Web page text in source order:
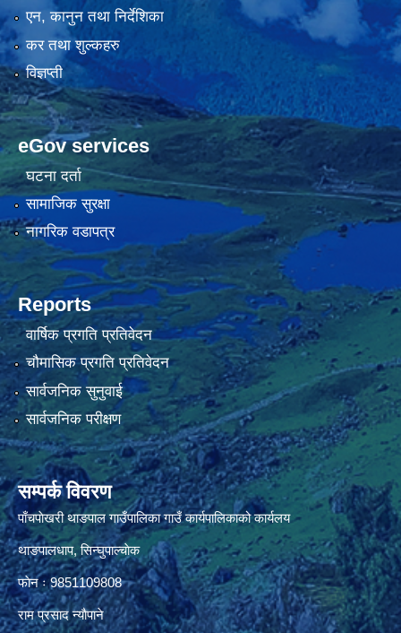
एन, कानुन तथा निर्देशिका
कर तथा शुल्कहरु
विज्ञप्ती
eGov services
घटना दर्ता
सामाजिक सुरक्षा
नागरिक वडापत्र
Reports
वार्षिक प्रगति प्रतिवेदन
चौमासिक प्रगति प्रतिवेदन
सार्वजनिक सुनुवाई
सार्वजनिक परीक्षण
सम्पर्क विवरण
पाँचपाेखरी थाङपाल गाउँपालिका गाउँ कार्यपालिकाको कार्यलय
थाङपालधाप, सिन्घुपाल्चाेक
फाेन ः 9851109808
राम प्रसाद न्याैपाने